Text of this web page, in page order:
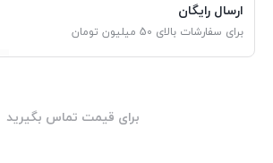
ارسال رایگان
برای سفارشات بالای 50 میلیون تومان
برای قیمت تماس بگیرید